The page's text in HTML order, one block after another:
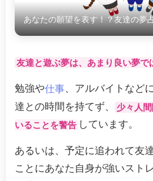
あなたの願望を表す！？友達の夢
友達と遊ぶ夢は、あまり良い夢で
勉強や仕事、アルバイトなど
達との時間を持てず、
少々人
いることを警告 しています。
あるいは、予定に追われて友
ことにあなた自身が強いスト